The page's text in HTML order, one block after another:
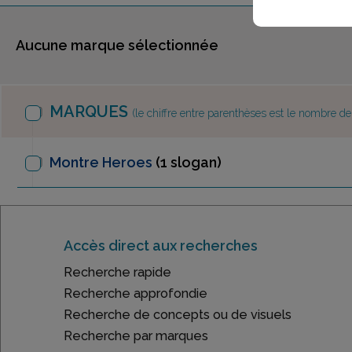
Aucune marque sélectionnée
MARQUES (le chiffre entre parenthèses est le nombre
Montre Heroes (1 slogan)
Accès direct aux recherches
Recherche rapide
Recherche approfondie
Recherche de concepts ou de visuels
Recherche par marques